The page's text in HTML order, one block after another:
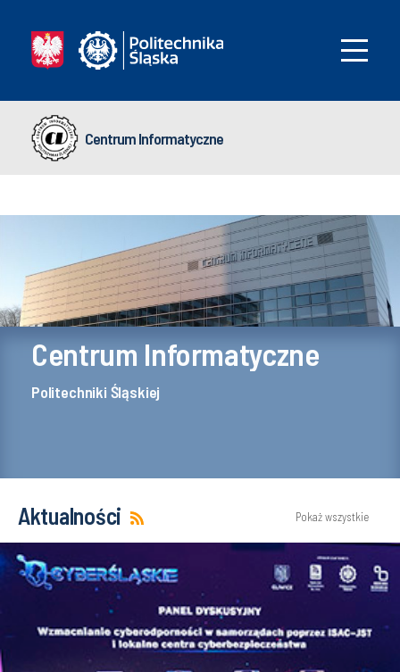
Centrum Informatyczne
Centrum Informatyczne
Politechniki Śląskiej
Aktualności Pokaż wszystkie